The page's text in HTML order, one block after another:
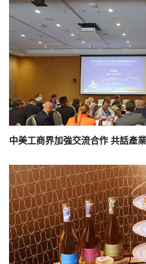
中美工商界加強交流合作 共話產